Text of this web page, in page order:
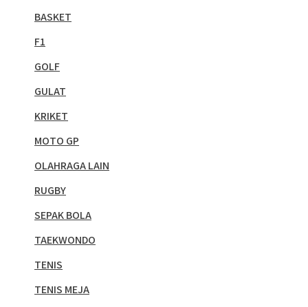
BASKET
F1
GOLF
GULAT
KRIKET
MOTO GP
OLAHRAGA LAIN
RUGBY
SEPAK BOLA
TAEKWONDO
TENIS
TENIS MEJA